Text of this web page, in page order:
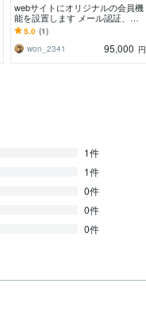
webサイトにオリジナルの会員機
能を設置します メール認証、ロ
グイン、退会機能等、必要な機能
をすべてサポート
5.0 (1)
won_2341
95,000 円
1件
1件
0件
0件
0件